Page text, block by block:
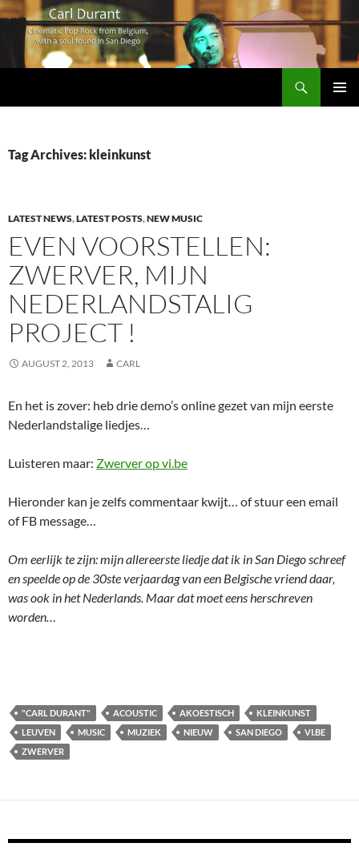
Tag Archives: kleinkunst
LATEST NEWS,LATEST POSTS,NEW MUSIC
EVEN VOORSTELLEN:
ZWERVER, MIJN
NEDERLANDSTALIG
PROJECT !
AUGUST 2, 2013 CARL
En het is zover: heb drie demo’s online gezet van mijn eerste
Nederlandstalige liedjes…
Luisteren maar: Zwerver op vi.be
Hieronder kan je zelfs commentaar kwijt… of stuur een email
of FB message…
Om eerlijk te zijn: mijn allereerste liedje dat ik in San Diego schreef
en speelde op de 30ste verjaardag van een Belgische vriend daar,
was ook in het Nederlands. Maar dat moet eens herschreven
worden…
"CARL DURANT" ACOUSTIC AKOESTISCH
KLEINKUNST
LEUVEN
MUSIC MUZIEK NIEUW SAN DIEGO
VI.BE
ZWERVER